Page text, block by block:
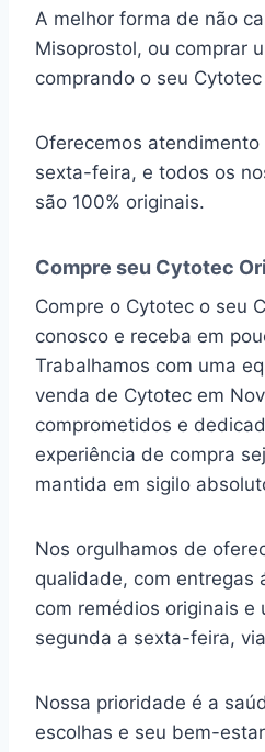
A melhor forma de não
Misoprostol, ou comprar
comprando o seu
Oferecemos
sexta-feira, e todos os
são 100% originais.
Compre seu Cytotec
Compre o Cytotec o seu
conosco e receba em
Trabalhamos com uma
venda de Cytotec em
comprometidos e
experiência de compra
mantida em sigilo
Nos orgulhamos de
qualidade, com entregas
com remédios originais e
segunda a sexta-feira,
Nossa prioridade é a
escolhas e seu bem-